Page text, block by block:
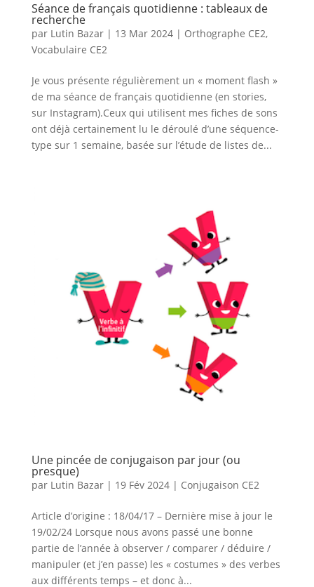
Séance de français quotidienne : tableaux de
recherche
par Lutin Bazar| 13 Mar 2024| Orthographe CE2,
Vocabulaire CE2
Je vous présente régulièrement un « moment flash »
de ma séance de français quotidienne (en stories,
sur Instagram).Ceux qui utilisent mes fiches de sons
ont déjà certainement lu le déroulé d’une séquence-
type sur 1 semaine, basée sur l’étude de listes de...
Une pincée de conjugaison par jour (ou
presque)
par Lutin Bazar| 19 Fév 2024| Conjugaison CE2
Article d’origine : 18/04/17 – Dernière mise à jour le
19/02/24 Lorsque nous avons passé une bonne
partie de l’année à observer / comparer / déduire /
manipuler (et j’en passe) les « costumes » des verbes
aux différents temps – et donc à...